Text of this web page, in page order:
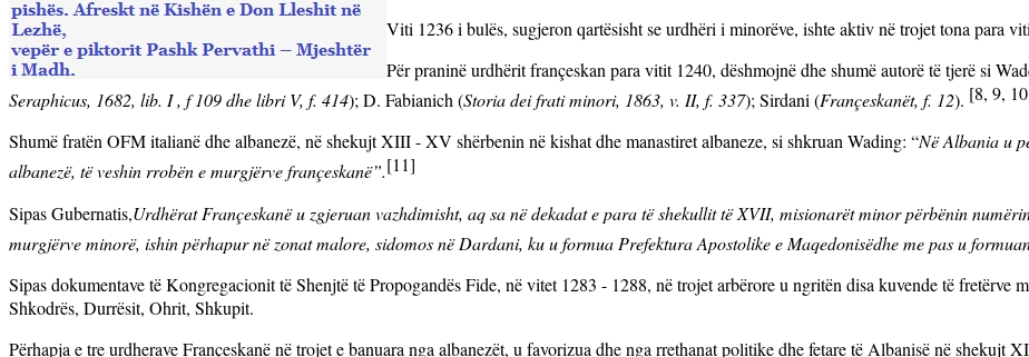
Viti 1236 i bulës, sugjeron qartësisht se urdhëri i minorëve, ishte aktiv në trojet tona para
Për praninë urdhërit françeskan para vitit 1240, dëshmojnë dhe shumë autorë të tjerë si
Seraphicus, 1682, lib. I , f 109 dhe libri V, f. 414); D. Fabianich (Storia dei frati minori, 1863, v. II, f. 337); Sirdani (Françeskanët, f. 12). [8, 9,
Shumë fratën OFM italianë dhe albanezë, në shekujt XIII - XV shërbenin në kishat dhe manastiret albaneze, si shkruan Wading: “Në Albania u
albanezë, të veshin rrobën e murgjërve françeskanë”.[11]
Sipas Gubernatis,Urdhërat Françeskanë u zgjeruan vazhdimisht, aq sa në dekadat e para të shekullit të XVII, misionarët minor përbënin
murgjërve minorë, ishin përhapur në zonat malore, sidomos në Dardani, ku u formua Prefektura Apostolike e Maqedonisëdhe me pas u
Sipas dokumentave të Kongregacionit të Shenjtë të Propogandës Fide, në vitet 1283 - 1288, në trojet arbërore u ngritën disa kuvende të
Shkodrës, Durrësit, Ohrit, Shkupit.
Përhapja e tre urdherave Françeskanë në trojet e banuara nga albanezët, u favorizua dhe nga rrethanat politike dhe fetare të Albanisë në shekujt